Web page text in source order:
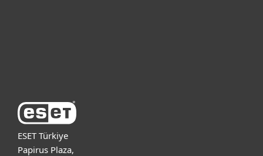
ESET Türkiye
Papirus Plaza,